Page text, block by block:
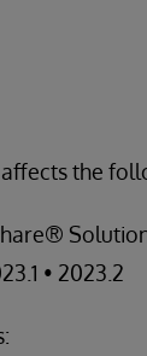
the
• 2023.2